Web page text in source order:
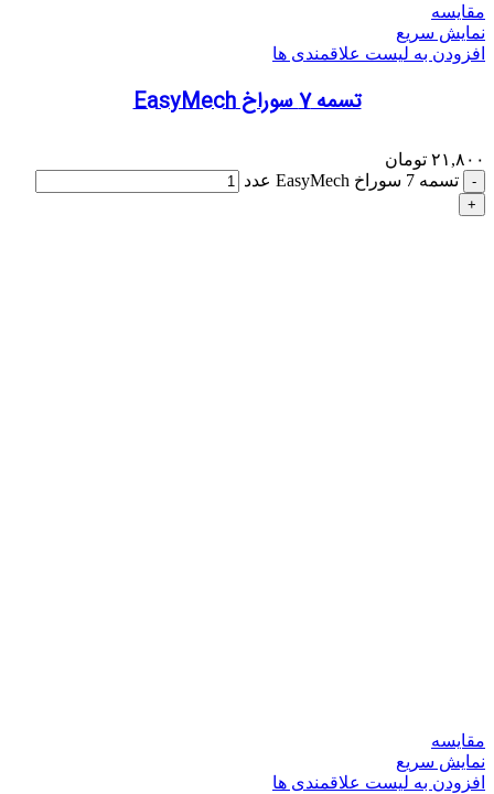
مقایسه
نمایش سریع
افزودن به لیست علاقمندی ها
تسمه 7 سوراخ EasyMech
۲۱,۸۰۰ تومان
تسمه 7 سوراخ EasyMech عدد
مقایسه
نمایش سریع
افزودن به لیست علاقمندی ها